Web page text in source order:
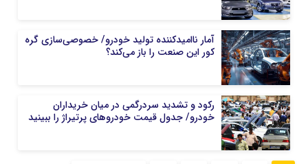
آمار ناامیدکننده تولید خودرو/ خصوصی‌سازی گره
کور این صنعت را باز می‌کند؟
رکود و تشدید سردرگمی در میان خریداران
خودرو/ جدول قیمت خودروهای پرتیراژ را ببینید